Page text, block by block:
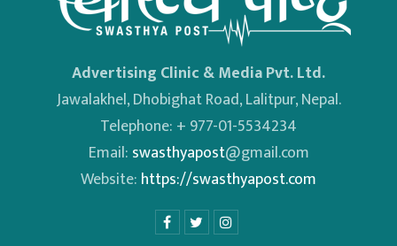
Advertising Clinic & Media Pvt. Ltd.
Jawalakhel, Dhobighat Road, Lalitpur, Nepal.
Telephone: + 977-01-5534234
Email: swasthyapost@gmail.com
Website: https://swasthyapost.com